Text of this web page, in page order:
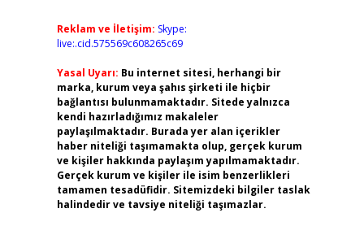
Reklam ve İletişim: Skype:
live:.cid.575569c608265c69
Yasal Uyarı: Bu internet sitesi, herhangi bir
marka, kurum veya şahıs şirketi ile hiçbir
bağlantısı bulunmamaktadır. Sitede yalnızca
kendi hazırladığımız makaleler
paylaşılmaktadır. Burada yer alan içerikler
haber niteliği taşımamakta olup, gerçek kurum
ve kişiler hakkında paylaşım yapılmamaktadır.
Gerçek kurum ve kişiler ile isim benzerlikleri
tamamen tesadüfidir. Sitemizdeki bilgiler taslak
halindedir ve tavsiye niteliği taşımazlar.